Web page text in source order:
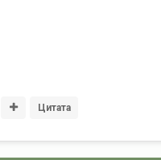
Цитата